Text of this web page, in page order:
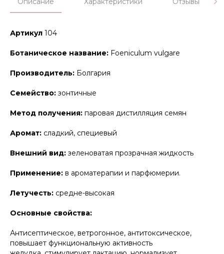
Артикул 104
Ботаническое название: Foeniculum vulgare
Производитель: Болгария
Семейство: зонтичные
Метод получения: паровая дистилляция семян
Аромат: сладкий, специевый
Внешний вид: зеленоватая прозрачная жидкость
Применение: в ароматерапии и парфюмерии.
Летучесть: средне-высокая
Основные свойства:
Антисептическое, ветрогонное, антитоксическое,
повышает функциональную активность